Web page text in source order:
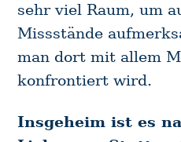
sehr viel Raum, um
Missstände
man dort mit allem
konfrontiert wird.
Insgeheim ist es